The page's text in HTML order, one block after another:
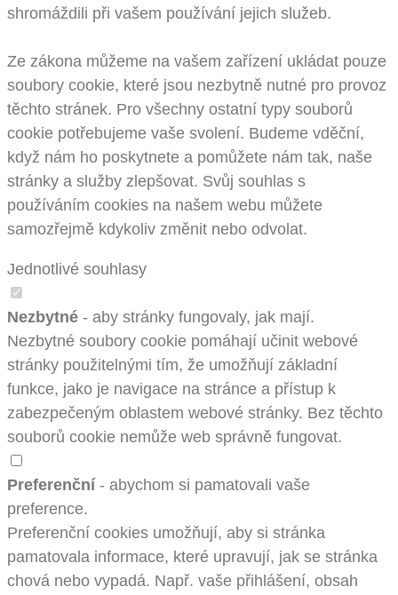
shromáždili při vašem používání jejich služeb.
Ze zákona můžeme na vašem zařízení ukládat pouze
soubory cookie, které jsou nezbytně nutné pro provoz
těchto stránek. Pro všechny ostatní typy souborů
cookie potřebujeme vaše svolení. Budeme vděční,
když nám ho poskytnete a pomůžete nám tak, naše
stránky a služby zlepšovat. Svůj souhlas s
používáním cookies na našem webu můžete
samozřejmě kdykoliv změnit nebo odvolat.
Jednotlivé souhlasy
Nezbytné - aby stránky fungovaly, jak mají.
Nezbytné soubory cookie pomáhají učinit webové
stránky použitelnými tím, že umožňují základní
funkce, jako je navigace na stránce a přístup k
zabezpečeným oblastem webové stránky. Bez těchto
souborů cookie nemůže web správně fungovat.
Preferenční - abychom si pamatovali vaše
preference.
Preferenční cookies umožňují, aby si stránka
pamatovala informace, které upravují, jak se stránka
chová nebo vypadá. Např. vaše přihlášení, obsah